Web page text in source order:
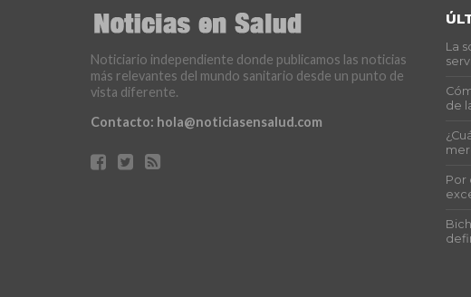
Noticiario independiente donde publicamos las noticias
más relevantes del mundo sanitario desde un punto de
vista diferente.
Contacto: hola@noticiasensalud.com
La
de
Por